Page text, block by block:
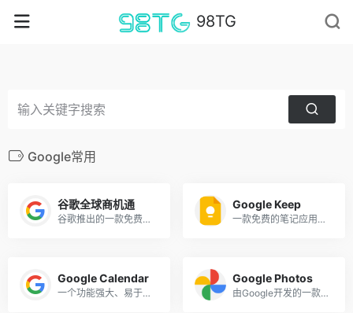
98TG
Google常用
谷歌全球商机通
谷歌推出的一款免费工具
Google Keep
一款免费的笔记应用程序
Google Calendar
一个功能强大、易于使用的日历应用程序
Google Photos
由Google开发的一款基于云端的照片存储、管理和共享应用程序